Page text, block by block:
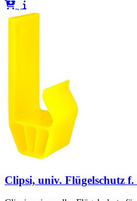
Clipsi, univ. Flügelschutz